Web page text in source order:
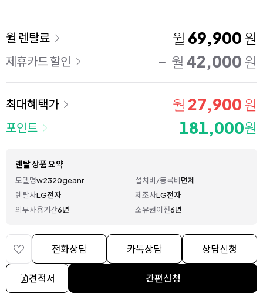
이용 요금
월 렌탈료 월 69,900 원
제휴카드 할인 월 42,000 원
최대혜택가 월 27,900 원
포인트 181,000원
렌탈 상품 요약
모델명w2320geanr 설치비/등록비면제
렌탈사LG전자 제조사LG전자
의무사용기간6년 소유권이전6년
전화상담 카톡상담 상담신청
견적서 간편신청